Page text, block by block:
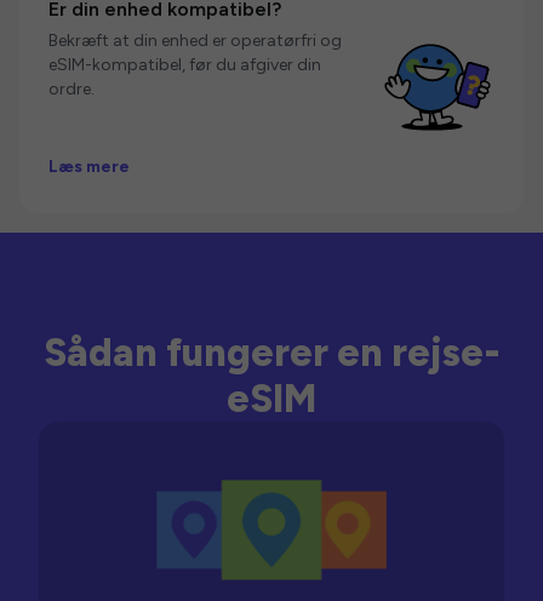
Er din enhed kompatibel?
Bekræft at din enhed er operatørfri og
eSIM-kompatibel, før du afgiver din
ordre.
Læs mere
Sådan fungerer en rejse-
eSIM